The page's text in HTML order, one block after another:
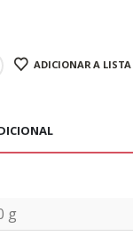
ADICIONAR A LISTA
g